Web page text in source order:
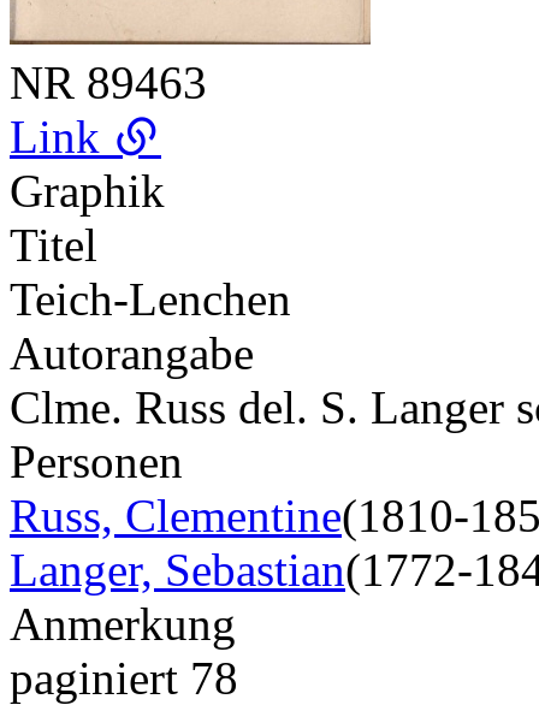
NR 89463
Link
Graphik
Titel
Teich-Lenchen
Autorangabe
Clme. Russ del. S. Langer
Personen
Russ, Clementine(1810-
Langer, Sebastian(1772-
Anmerkung
paginiert 78